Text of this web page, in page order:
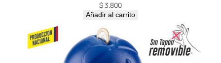
$3.800
Añadir al carrito